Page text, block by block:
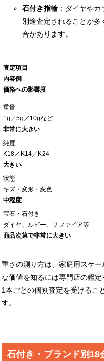
石付き指輪：ダイヤやカ
別途査定されることが
合があります。
査定項目
内容例
価格への影響度
重量
1g／5g／10gなど
非常に大きい
純度
K18／K14／K24
大きい
状態
キズ・変形・変色
中程度
宝石・石付き
ダイヤ、ルビー、サファイア等
商品次第で非常に大きい
重さの測り方は、家庭用スケ
な価値を知るには専門店の鑑
1本ごとの個別査定を受けるこ
す。
石付き・ブランド別18